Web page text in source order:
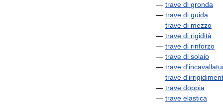
— trave di gronda
— trave di guida
— trave di mezzo
— trave di rigidità
— trave di rinforzo
— trave di solaio
— trave d'
— trave d'
— trave doppia
— trave elastica